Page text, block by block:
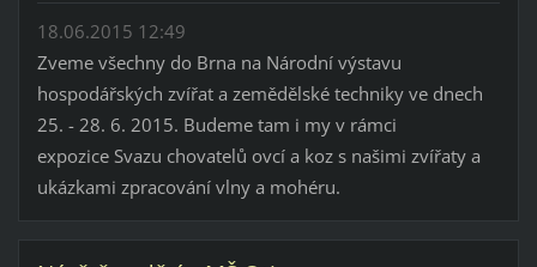
18.06.2015 12:49
Zveme všechny do Brna na Národní výstavu
hospodářských zvířat a zemědělské techniky ve dnech
25. - 28. 6. 2015. Budeme tam i my v rámci
expozice Svazu chovatelů ovcí a koz s našimi zvířaty a
ukázkami zpracování vlny a mohéru.